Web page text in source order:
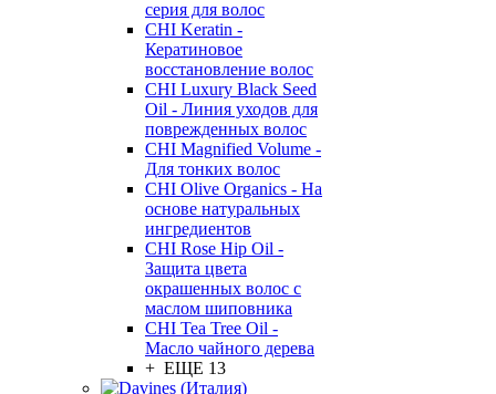
серия для волос
CHI Keratin -
Кератиновое
восстановление волос
CHI Luxury Black Seed
Oil - Линия уходов для
поврежденных волос
CHI Magnified Volume -
Для тонких волос
CHI Olive Organics - На
основе натуральных
ингредиентов
CHI Rose Hip Oil -
Защита цвета
окрашенных волос с
маслом шиповника
CHI Tea Tree Oil -
Масло чайного дерева
+ ЕЩЕ 13